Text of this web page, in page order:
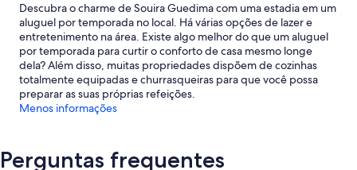
Descubra o charme de Souira Guedima com uma estadia em um
aluguel por temporada no local. Há várias opções de lazer e
entretenimento na área. Existe algo melhor do que um aluguel
por temporada para curtir o conforto de casa mesmo longe
dela? Além disso, muitas propriedades dispõem de cozinhas
totalmente equipadas e churrasqueiras para que você possa
preparar as suas próprias refeições.
Menos informações
Perguntas frequentes